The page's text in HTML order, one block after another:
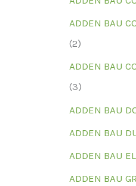
ADDEN BAU
(2)
ADDEN BAU
(3)
ADDEN BAU
ADDEN BAU
ADDEN BAU
ADDEN BAU